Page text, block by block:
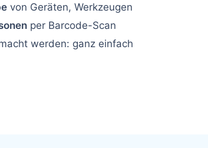
von Geräten, Werkzeugen
per Barcode-Scan
werden: ganz einfach